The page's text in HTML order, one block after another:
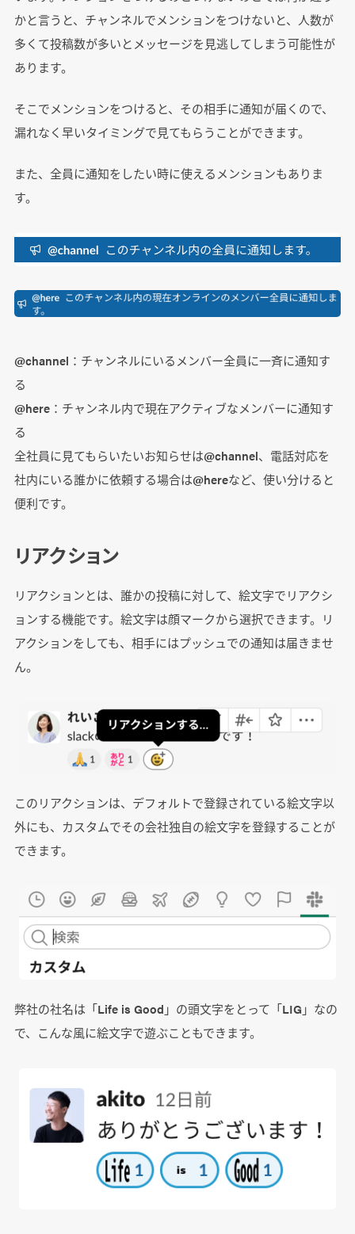
かと言うと、チャンネルでメンションをつけないと、人数が
多くて投稿数が多いとメッセージを見逃してしまう可能性が
あります。
そこでメンションをつけると、その相手に通知が届くので、
漏れなく早いタイミングで見てもらうことができます。
また、全員に通知をしたい時に使えるメンションもありま
す。
@channel：チャンネルにいるメンバー全員に一斉に通知す
る
@here：チャンネル内で現在アクティブなメンバーに通知す
る
全社員に見てもらいたいお知らせは@channel、電話対応を
社内にいる誰かに依頼する場合は@hereなど、使い分けると
便利です。
リアクション
リアクションとは、誰かの投稿に対して、絵文字でリアクシ
ョンする機能です。絵文字は顔マークから選択できます。リ
アクションをしても、相手にはプッシュでの通知は届きませ
ん。
このリアクションは、デフォルトで登録されている絵文字以
外にも、カスタムでその会社独自の絵文字を登録することが
できます。
弊社の社名は「Life is Good」の頭文字をとって「LIG」なの
で、こんな風に絵文字で遊ぶこともできます。